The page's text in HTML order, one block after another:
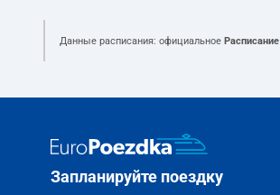
Данные расписания: официальное
Запланируйте поездку